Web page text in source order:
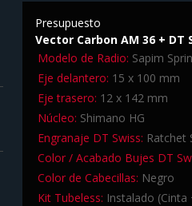
Presupuesto
Vector Carbon AM 36 +
Modelo de Radio: Sapim
Eje delantero: 15 x 100 mm
Eje trasero: 12 x 142 mm
Núcleo: Shimano HG
Engranaje DT Swiss: Ratchet
Color / Acabado Bujes DT
Color de Cabecillas: Negro
Kit Tubeless: Instalado (Cinta